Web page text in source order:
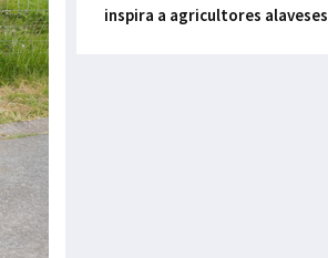
inspira a agricultores alaveses